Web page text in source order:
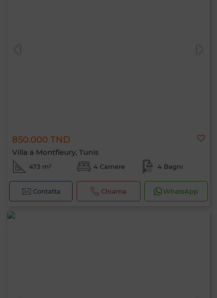
850.000 TND
Villa a Montfleury, Tunis
473 m² 4 Camere 4 Bagni
Contatta Chiama WhatsApp